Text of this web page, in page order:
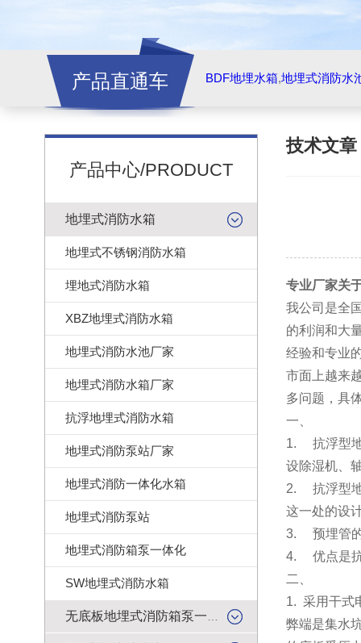
产品直通车 BDF地埋水箱,地埋式消防水
产品中心/PRODUCT
地埋式消防水箱
地埋式不锈钢消防水箱
埋地式消防水箱
XBZ地埋式消防水箱
地埋式消防水池厂家
地埋式消防水箱厂家
抗浮地埋式消防水箱
地埋式消防泵站厂家
地埋式消防一体化水箱
地埋式消防泵站
地埋式消防箱泵一体化
SW地埋式消防水箱
技术文章
专业厂家关
我公司是全
的利润和大
经验和专业
市面上越来
多问题，具
一、
1. 抗浮型地
设除湿机、
2. 抗浮型地
这一处的设
3. 预埋管的
4. 优点是抗
二、
1. 采用干式
弊端是集水